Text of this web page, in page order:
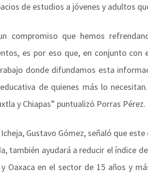
de estudios a jóvenes y adultos
compromiso que hemos
es por eso que, en conjunto con
donde difundamos esta
de quienes más lo
y Chiapas” puntualizó Porras Pérez.
Gustavo Gómez, señaló que
también ayudará a reducir el índice
Oaxaca en el sector de 15 años y